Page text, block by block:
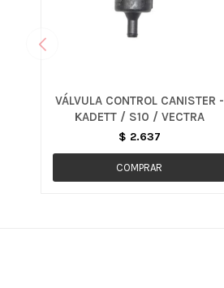
VÁLVULA CONTROL CANISTER -
KADETT / S10 / VECTRA
$ 2.637